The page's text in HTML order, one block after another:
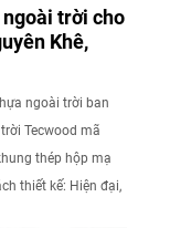
trời cho
Khê,
ngoài trời ban
Tecwood mã
thép hộp mạ
thiết kế: Hiện đại,